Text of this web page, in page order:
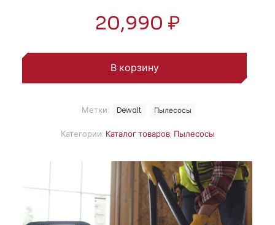
20,990 ₽
В корзину
Категории: Каталог товаров, Пылесосы
Метки: Dewalt Пылесосы